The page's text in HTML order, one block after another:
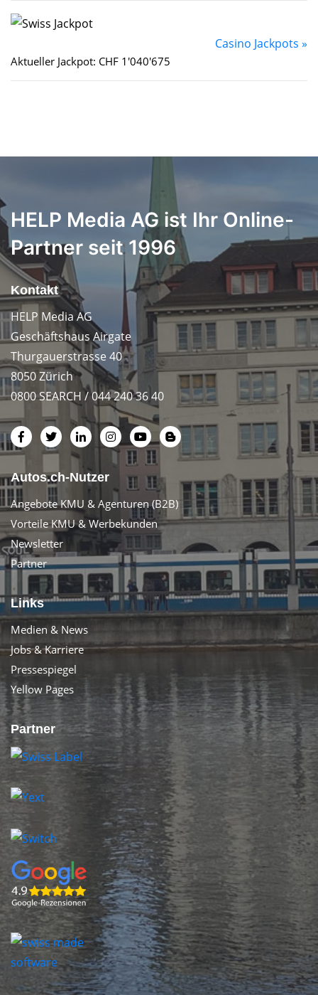
Casino Jackpots »
Aktueller Jackpot: CHF 1'040'675
HELP Media AG ist Ihr Online-
Partner seit 1996
Kontakt
HELP Media AG
Geschäftshaus Airgate
Thurgauerstrasse 40
8050 Zürich
0800 SEARCH / 044 240 36 40
Autos.ch-Nutzer
Angebote KMU & Agenturen (B2B)
Vorteile KMU & Werbekunden
Newsletter
Partner
Links
Medien & News
Jobs & Karriere
Pressespiegel
Yellow Pages
Partner